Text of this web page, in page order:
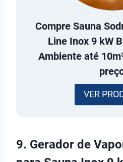
Compre Sauna
Line Inox 9 kW
Ambiente até
VER
9. Gerador de